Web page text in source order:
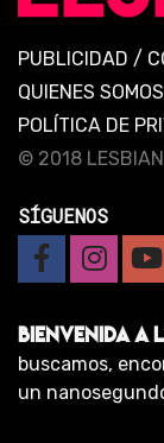
PUBLICIDAD /
QUIENES SOMOS
POLÍTICA DE
© 2018
SÍGUENOS
BIENVENIDA A
buscamos,
un